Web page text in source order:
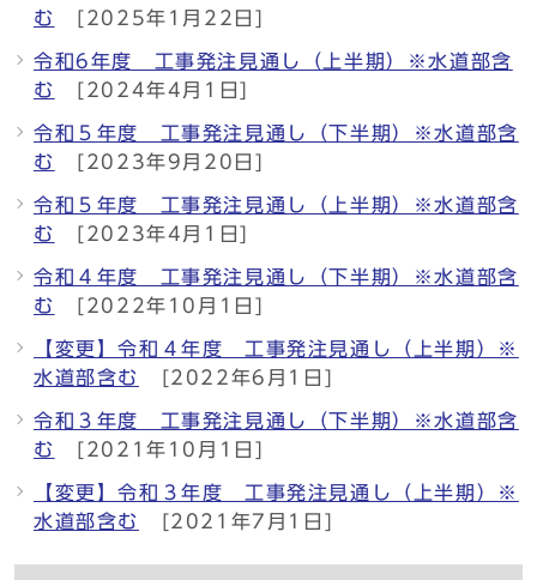
む
[2025年1月22日]
令和6年度 工事発注見通し（上半期）※水道部含
む
[2024年4月1日]
令和５年度 工事発注見通し（下半期）※水道部含
む
[2023年9月20日]
令和５年度 工事発注見通し（上半期）※水道部含
む
[2023年4月1日]
令和４年度 工事発注見通し（下半期）※水道部含
む
[2022年10月1日]
【変更】令和４年度 工事発注見通し（上半期）※
水道部含む
[2022年6月1日]
令和３年度 工事発注見通し（下半期）※水道部含
む
[2021年10月1日]
【変更】令和３年度 工事発注見通し（上半期）※
水道部含む
[2021年7月1日]